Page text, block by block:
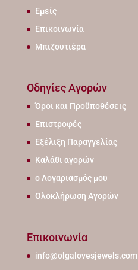
Εμείς
Επικοινωνία
Μπιζουτιέρα
Οδηγίες Αγορών
Όροι και Προϋποθέσεις
Επιστροφές
Εξέλιξη Παραγγελίας
Καλάθι αγορών
ο Λογαριασμός μου
Ολοκλήρωση Αγορών
Επικοινωνία
info@olgalovesjewels.com